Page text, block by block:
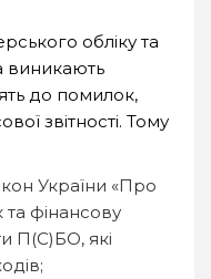
обліку та
виникають
до помилок,
звітності. Тому
України «Про
та фінансову
П(С)БО, які